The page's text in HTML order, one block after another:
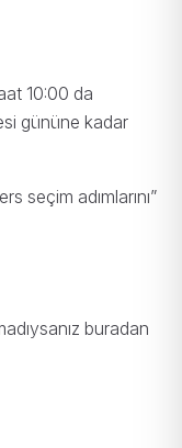
10:00 da
gününe kadar
seçim adımlarını”
buradan